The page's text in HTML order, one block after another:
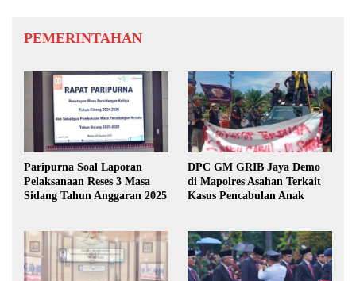
PEMERINTAHAN
Paripurna Soal Laporan
Pelaksanaan Reses 3 Masa
Sidang Tahun Anggaran 2025
DPC GM GRIB Jaya Demo
di Mapolres Asahan Terkait
Kasus Pencabulan Anak